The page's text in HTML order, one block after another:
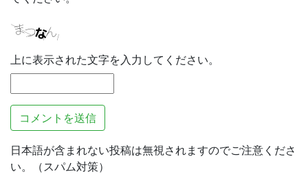
上に表示された文字を入力してください。
日本語が含まれない投稿は無視されますのでご注意くださ
い。（スパム対策）